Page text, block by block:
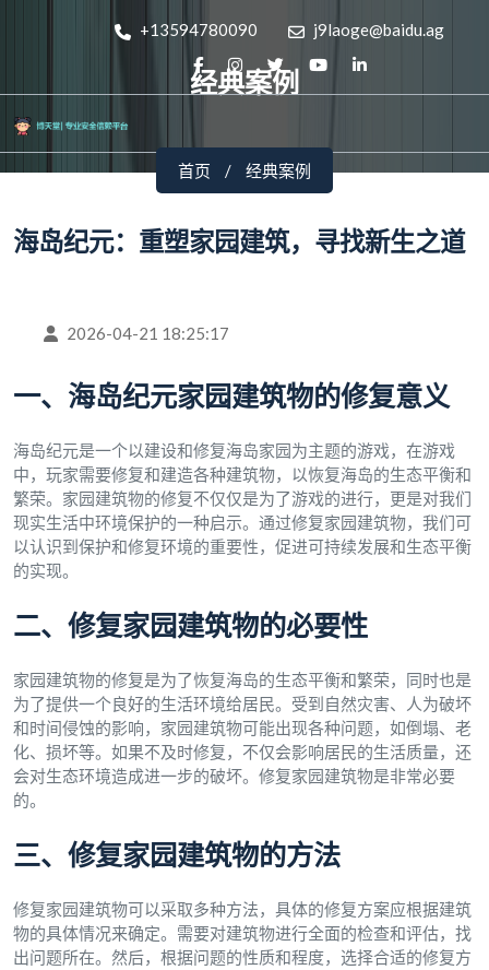
+13594780090 j9laoge@baidu.ag
经典案例
首页 经典案例
海岛纪元：重塑家园建筑，寻找新生之道
2026-04-21 18:25:17
一、海岛纪元家园建筑物的修复意义
海岛纪元是一个以建设和修复海岛家园为主题的游戏，在游戏
中，玩家需要修复和建造各种建筑物，以恢复海岛的生态平衡和
繁荣。家园建筑物的修复不仅仅是为了游戏的进行，更是对我们
现实生活中环境保护的一种启示。通过修复家园建筑物，我们可
以认识到保护和修复环境的重要性，促进可持续发展和生态平衡
的实现。
二、修复家园建筑物的必要性
家园建筑物的修复是为了恢复海岛的生态平衡和繁荣，同时也是
为了提供一个良好的生活环境给居民。受到自然灾害、人为破坏
和时间侵蚀的影响，家园建筑物可能出现各种问题，如倒塌、老
化、损坏等。如果不及时修复，不仅会影响居民的生活质量，还
会对生态环境造成进一步的破坏。修复家园建筑物是非常必要
的。
三、修复家园建筑物的方法
修复家园建筑物可以采取多种方法，具体的修复方案应根据建筑
物的具体情况来确定。需要对建筑物进行全面的检查和评估，找
出问题所在。然后，根据问题的性质和程度，选择合适的修复方